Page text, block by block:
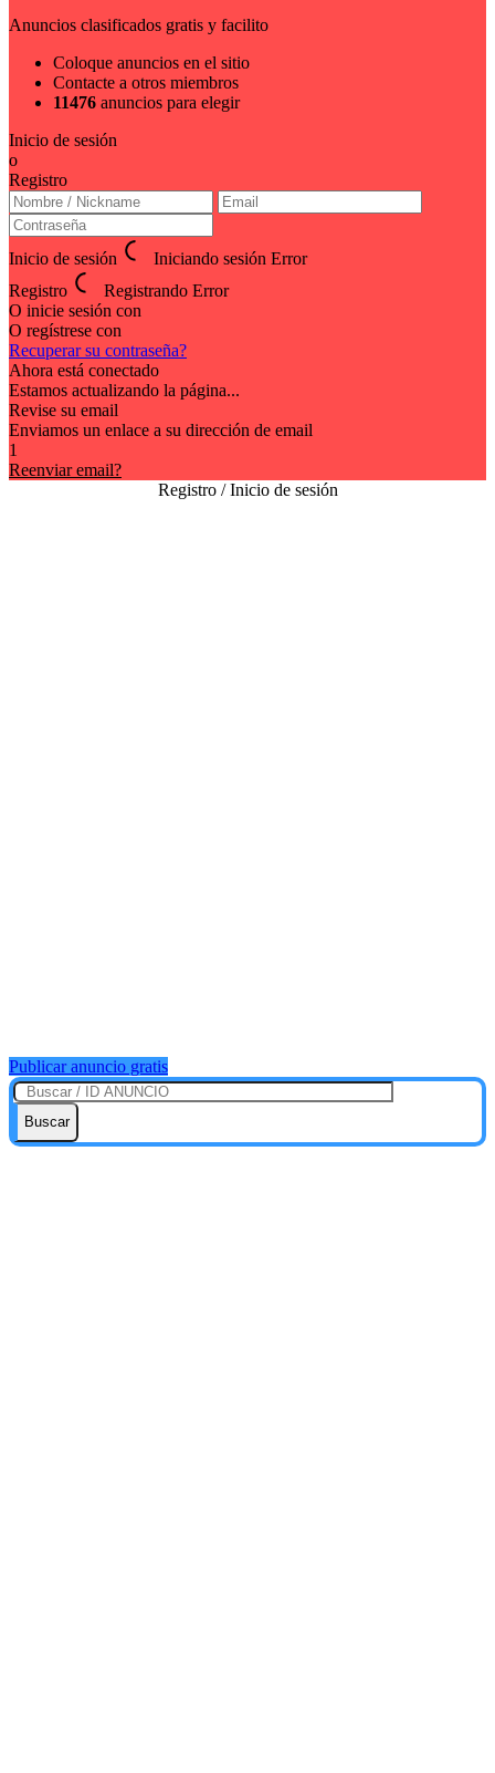
Anuncios clasificados gratis y facilito
Coloque anuncios en el sitio
Contacte a otros miembros
11476 anuncios para elegir
Inicio de sesión
o
Registro
Inicio de sesión Iniciando sesión Error
Registro
Registrando Error
O inicie sesión con
O regístrese con
Recuperar su contraseña?
Ahora está conectado
Estamos actualizando la página...
Revise su email
Enviamos un enlace a su dirección de email
1
Reenviar email?
Registro / Inicio de sesión
Publicar anuncio gratis
Buscar